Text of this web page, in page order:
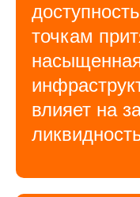
точкам
влияет на